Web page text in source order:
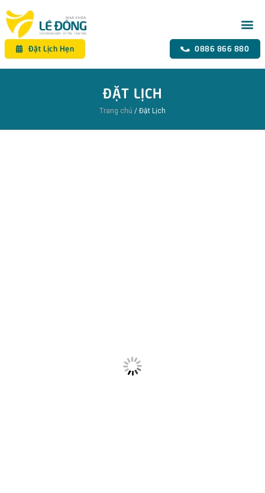
Đặt Lịch Hẹn 0886 866 880
ĐẶT LỊCH
Trang chủ / Đặt Lịch